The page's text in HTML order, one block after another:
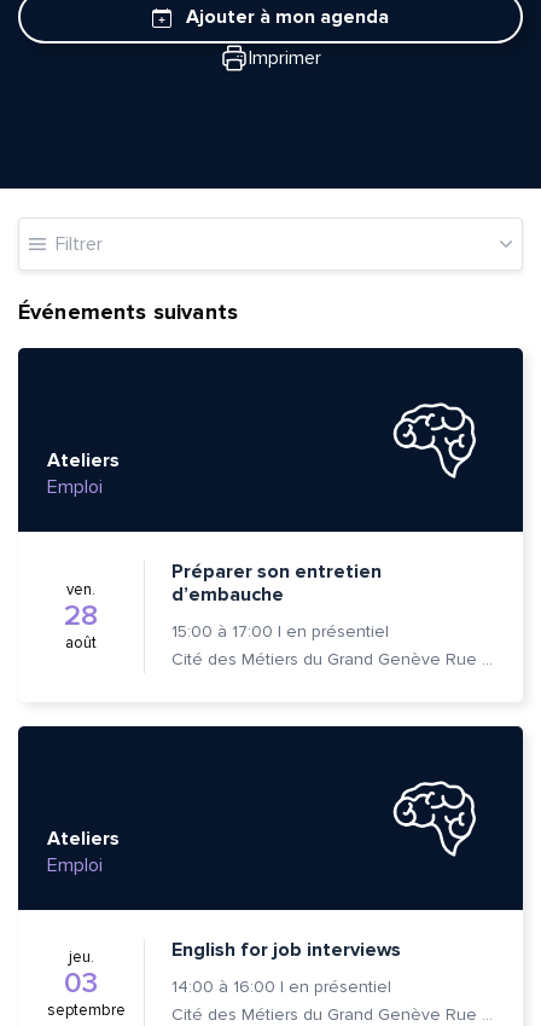
Ajouter à mon agenda
Imprimer
Filtrer
Événements suivants
Ateliers
Emploi
ven.
28
août
Préparer son entretien
d’embauche
15:00 à 17:00 | en présentiel
Cité des Métiers du Grand Genève Rue Prévost-Martin 6 1205 Genève
Ateliers
Emploi
jeu.
03
septembre
English for job interviews
14:00 à 16:00 | en présentiel
Cité des Métiers du Grand Genève Rue Prévost-Martin 6 1205 Genève